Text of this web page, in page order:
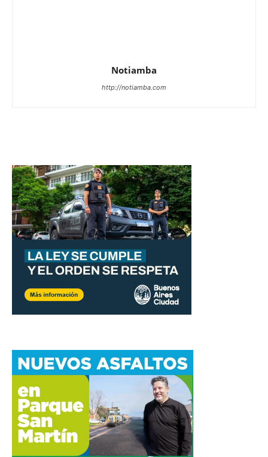
Notiamba
http://notiamba.com